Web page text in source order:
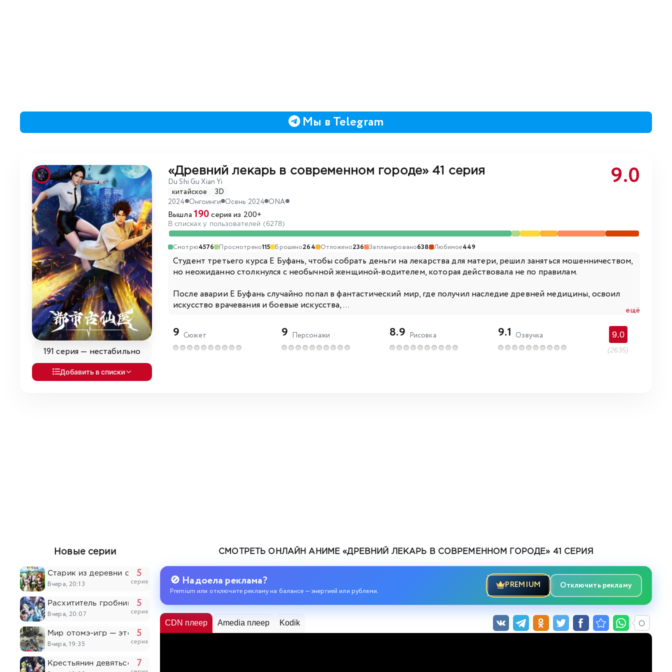
Мы в Telegram
191 серия — нестабильно
Добавить в списки
«Древний лекарь в современном городе» 41 серия
Du Shi Gu Xian Yi 9.0
китайское
3D
2024 Онгоинги Осень 2024 ONA
Вышла 190серия из 200+
В списках у пользователей (6278)
Смотрю4576 Просмотрено115 Брошено264 Отложено236 Запланировано638 Любимое449
Студент третьего курса Е Буфань, чтобы собрать деньги на лекарства для матери, решил заняться мошенничеством,
но неожиданно столкнулся с необычной женщиной-водителем, которая действовала не по правилам.
После аварии Е Буфань случайно попал в фантастический мир, где получил наследие древней медицины, освоил
искусство врачевания и боевые искусства, ...
ещё
9 Сюжет 9 Персонажи 8.9 Рисовка 9.1 Озвучка 9.0
(2635)
СМОТРЕТЬ ОНЛАЙН АНИМЕ «ДРЕВНИЙ ЛЕКАРЬ В СОВРЕМЕННОМ ГОРОДЕ» 41 СЕРИЯ
🚫 Надоела реклама?
Premium или отключите рекламу на балансе — энергией или рублями.
PREMIUM Отключить рекламу
CDN плеер Amedia плеер Kodik
Новые серии
Старик из деревни становится Святым мечом 2
Вчера, 20:13
5
серия
Расхититель гробниц
Вчера, 20:07
5
серия
Мир отомэ-игр — это тяжёлый мир для мобов 2
Вчера, 19:35
5
серия
Крестьянин девятьсот девяносто девятого уровня
7